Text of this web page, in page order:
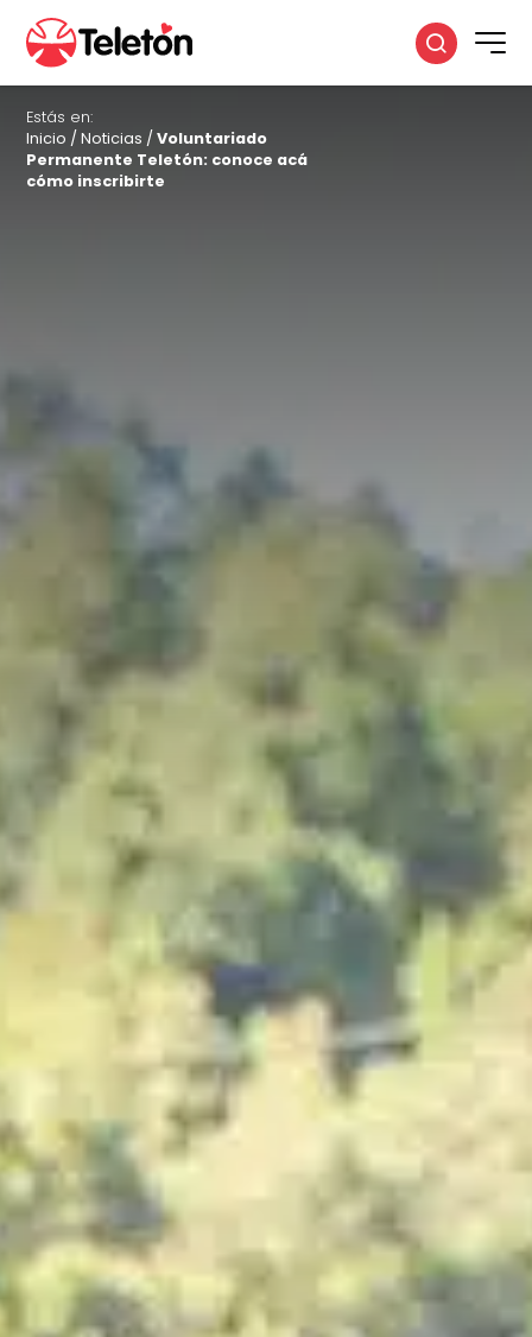
Estás en:
Inicio /Noticias /Voluntariado
Permanente Teletón: conoce acá
cómo inscribirte